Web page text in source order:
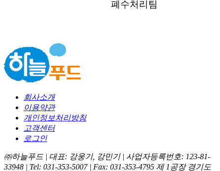
폐수처리팀
회사소개
이용약관
개인정보처리방침
고객센터
로그인
㈜하늘푸드 | 대표: 강웅기, 강민기 | 사업자등록번호: 123-81-
33948 | Tel: 031-353-5007 | Fax: 031-353-4795 제 1공장 경기도